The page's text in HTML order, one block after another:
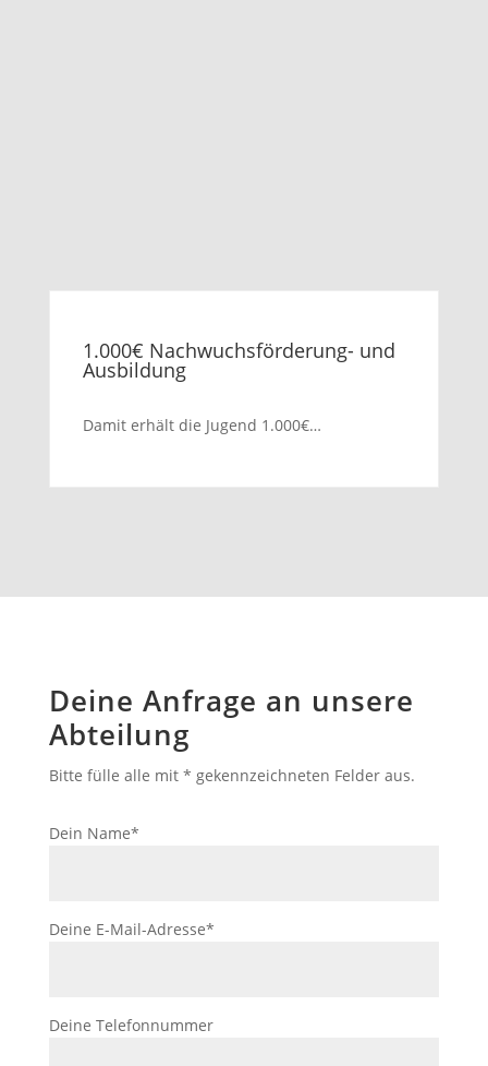
1.000€ Nachwuchsförderung- und
Ausbildung
Damit erhält die Jugend 1.000€…
Deine Anfrage an unsere
Abteilung
Bitte fülle alle mit * gekennzeichneten Felder aus.
Dein Name*
Deine E-Mail-Adresse*
Deine Telefonnummer